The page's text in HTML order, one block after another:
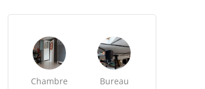
Chambre Bureau